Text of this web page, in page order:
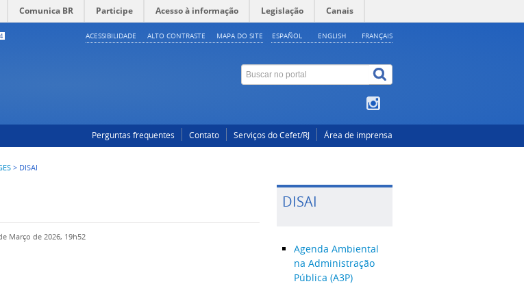
Comunica BR Participe Acesso à informação Legislação Canais
4 ESPAÑOL ENGLISH FRANÇAIS
ACESSIBILIDADE ALTO CONTRASTE MAPA DO SITE
Perguntas frequentes Contato Serviços do Cefet/RJ Área de imprensa
> DISAI
Março de 2026, 19h52
DISAI
Agenda Ambiental
na Administração
Pública (A3P)